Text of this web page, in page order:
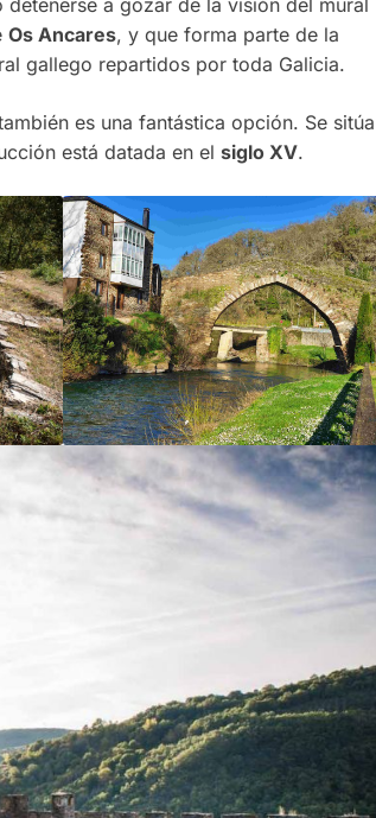
Os Ancares, y que forma parte de la
gallego repartidos por toda Galicia.
es una fantástica opción. Se
está datada en el siglo XV.